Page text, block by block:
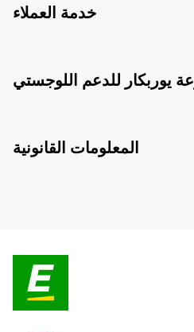
خدمة العملاء
يوربكار للدعم اللوجستي
المعلومات القانونية